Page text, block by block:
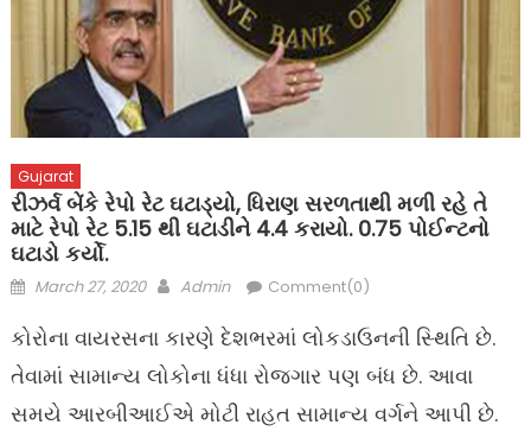
Gujarat
રીઝર્વ બેંકે રેપો રેટ ઘટાડ્યો, ધિરાણ સરળતાથી મળી રહે તે
માટે રેપો રેટ 5.15 થી ઘટાડીને 4.4 કરાયો. 0.75 પોઈન્ટનો
ઘટાડો કર્યો.
Posted
March 27, 2020 Author
Admin Comment(0)
કોરોના વાયરસના કારણે દેશભરમાં લોકડાઉનની સ્થિતિ છે.
તેવામાં સામાન્ય લોકોના ધંધા રોજગાર પણ બંધ છે. આવા
સમયે આરબીઆઈએ મોટી રાહત સામાન્ય વર્ગને આપી છે.